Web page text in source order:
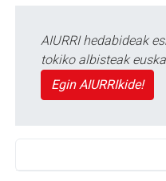
AIURRI hedabideak
tokiko albisteak
Egin AIURRIkide!